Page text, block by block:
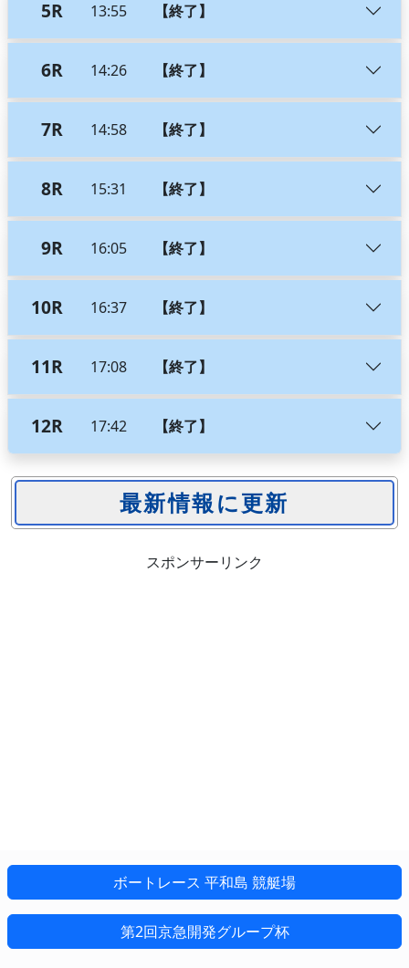
5R 13:55 【終了】
6R 14:26 【終了】
7R 14:58 【終了】
8R 15:31 【終了】
9R 16:05 【終了】
10R 16:37 【終了】
11R 17:08 【終了】
12R 17:42 【終了】
スポンサーリンク
ボートレース 平和島 競艇場
第2回京急開発グループ杯